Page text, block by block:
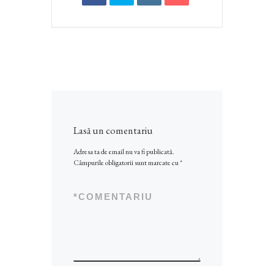
Lasă un comentariu
Adresa ta de email nu va fi publicată.
Câmpurile obligatorii sunt marcate cu*
COMENTARIU
*